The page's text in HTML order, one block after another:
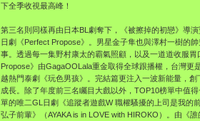
下全季收視最高峰！
第三名則同樣再由日本BL劇奪下，《被擦掉的初戀》導
日劇《Perfect Propose》。男星金子隼也與澤村一樹的
事。透過每一集野村康太的霸氣照顧，以及一道道收服
Propose》由GagaOOLala重金取得全球跟播權，台灣
越熱門泰劇《玩色男孩》。完結篇更注入一波新能量，
成長。除了年度前三名矚目大戲以外，TOP10榜單中值
單的唯二GL日劇《追蹤者遊戲W 職權騷擾的上司是我的
弘子前輩》（AYAKA is in LOVE with HIROKO）。由《